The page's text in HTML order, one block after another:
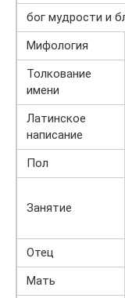
бог мудрости и
Мифология
Толкование
имени
Латинское
написание
Пол
Занятие
Отец
Мать